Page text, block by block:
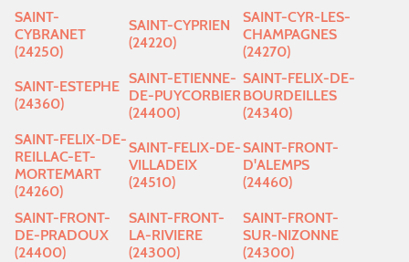
SAINT-
CYBRANET
(24250)
SAINT-CYPRIEN
(24220)
SAINT-CYR-LES-
CHAMPAGNES
(24270)
SAINT-ESTEPHE
(24360)
SAINT-ETIENNE-
DE-PUYCORBIER
(24400)
SAINT-FELIX-DE-
BOURDEILLES
(24340)
SAINT-FELIX-DE-
REILLAC-ET-
MORTEMART
(24260)
SAINT-FELIX-DE-
VILLADEIX
(24510)
SAINT-FRONT-
D'ALEMPS
(24460)
SAINT-FRONT-
DE-PRADOUX
(24400)
SAINT-FRONT-
LA-RIVIERE
(24300)
SAINT-FRONT-
SUR-NIZONNE
(24300)